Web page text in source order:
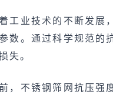
工业技术的不断发展
数。通过科学规范的
失。
，不锈钢筛网抗压强